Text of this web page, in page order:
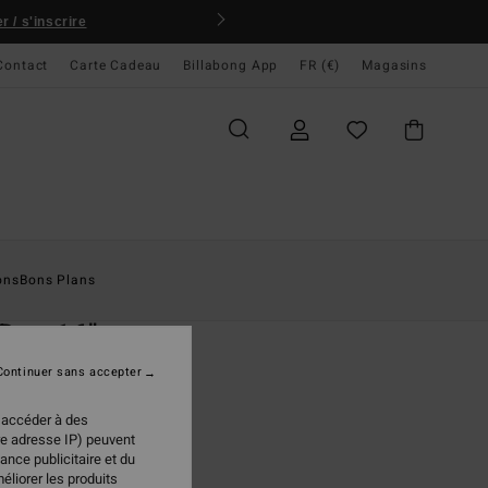
/ s'inscrire
Carte Cadeau Billabong App FR (€) Magasins
Bons Plans
16"
de bain Bleu Homme
€
à des
adresse IP) peuvent
publicitaire et du
les produits
sans accepter